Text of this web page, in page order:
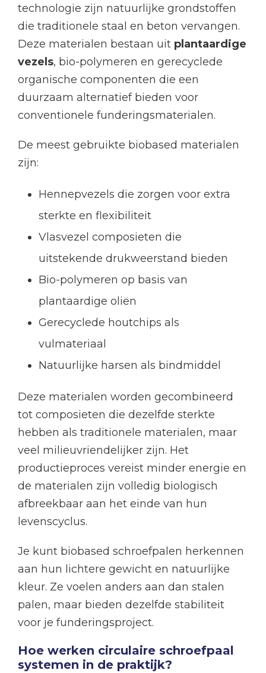
technologie zijn natuurlijke grondstoffen
die traditionele staal en beton vervangen.
Deze materialen bestaan uit plantaardige
vezels, bio-polymeren en gerecyclede
organische componenten die een
duurzaam alternatief bieden voor
conventionele funderingsmaterialen.
De meest gebruikte biobased materialen
zijn:
Hennepvezels die zorgen voor extra
sterkte en flexibiliteit
Vlasvezel composieten die
uitstekende drukweerstand bieden
Bio-polymeren op basis van
plantaardige oliën
Gerecyclede houtchips als
vulmateriaal
Natuurlijke harsen als bindmiddel
Deze materialen worden gecombineerd
tot composieten die dezelfde sterkte
hebben als traditionele materialen, maar
veel milieuvriendelijker zijn. Het
productieproces vereist minder energie en
de materialen zijn volledig biologisch
afbreekbaar aan het einde van hun
levenscyclus.
Je kunt biobased schroefpalen herkennen
aan hun lichtere gewicht en natuurlijke
kleur. Ze voelen anders aan dan stalen
palen, maar bieden dezelfde stabiliteit
voor je funderingsproject.
Hoe werken circulaire schroefpaal
systemen in de praktijk?